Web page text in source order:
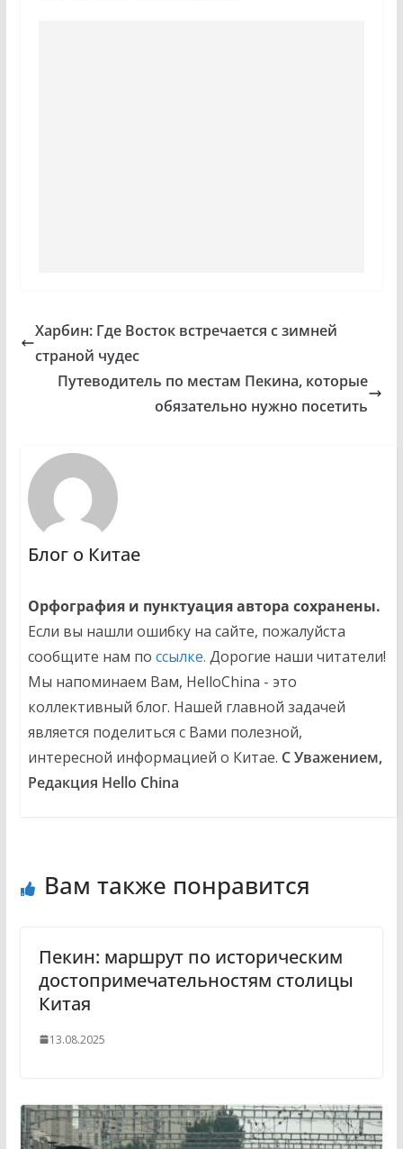
Харбин: Где Восток встречается с зимней
cтраной чудес
Путеводитель по местам Пекина, которые
обязательно нужно посетить
Блог о Китае
Орфография и пунктуация автора сохранены.
Если вы нашли ошибку на сайте, пожалуйста
сообщите нам по ссылке. Дорогие наши читатели!
Мы напоминаем Вам, HelloChina - это
коллективный блог. Нашей главной задачей
является поделиться с Вами полезной,
интересной информацией о Китае. С Уважением,
Редакция Hello China
Вам также понравится
Пекин: маршрут по историческим
достопримечательностям столицы
Китая
13.08.2025